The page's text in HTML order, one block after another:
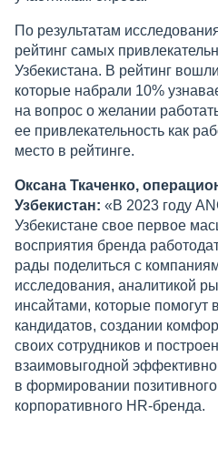
По результатам
рейтинг самых
Узбекистана. В рейтинг
которые набрали 10%
на вопрос о желании
ее привлекательность как
место в рейтинге.
Оксана Ткаченко,
Узбекистан: «В 2023 году
Узбекистане свое первое
восприятия бренда
рады поделиться с
исследования, аналитикой
инсайтами, которые помогут
кандидатов, создании
своих сотрудников и
взаимовыгодной
в формировании
корпоративного HR-бренда.